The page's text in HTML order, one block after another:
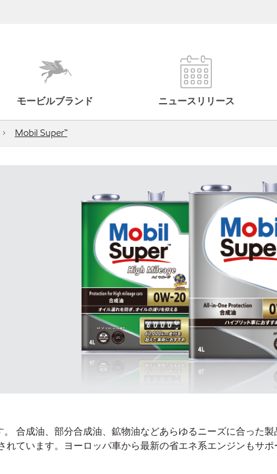
モービルブランド ニュースリリース
Mobil Super™
合成油、部分合成油、鉱物油などあらゆるニーズに合った
ています。ヨーロッパ車から最新の省エネ系エンジンもサ